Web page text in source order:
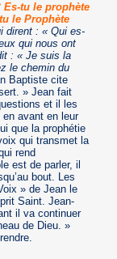
Es-tu le prophète
le Prophète
dirent : « Qui es-
qui nous ont
: « Je suis la
le chemin du
Baptiste cite
» Jean fait
et il les
avant en leur
que la prophétie
qui transmet la
rend
est de parler, il
bout. Les
» de Jean le
Saint. Jean-
il va continuer
de Dieu. »